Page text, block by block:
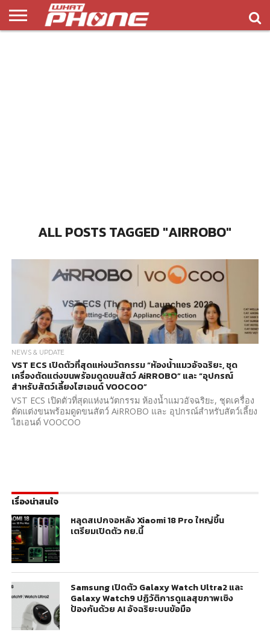
ALL POSTS TAGGED "AIRROBO"
NEWS & UPDATE
VST ECS เปิดตัวที่สุดแห่งนวัตกรรม “ห้องน้ำแมวอัจฉริยะ, ชุด
เครื่องตัดแต่งขนพร้อมดูดขนสัตว์ AiRROBO” และ “อุปกรณ์
สำหรับสัตว์เลี้ยงไฮเอนด์ VOOCOO”
VST ECS เปิดตัวที่สุดแห่งนวัตกรรม ห้องน้ำแมวอัจฉริยะ, ชุดเครื่อง
ตัดแต่งขนพร้อมดูดขนสัตว์ AiRROBO และ อุปกรณ์สำหรับสัตว์เลี้ยง
ไฮเอนด์ VOOCOO
เรื่องน่าสนใจ
หลุดสเปกจอหลัง Xiaomi 18 Pro ใหญ่ขึ้น
เตรียมเปิดตัว กย.นี้
Samsung เปิดตัว Galaxy Watch Ultra2 และ
Galaxy Watch9 ปฏิวัติการดูแลสุขภาพเชิง
ป้องกันด้วย AI อัจฉริยะบนข้อมือ